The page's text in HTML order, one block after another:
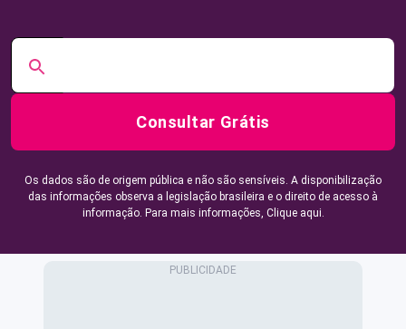
Consultar Grátis
Os dados são de origem pública e não são sensíveis. A disponibilização
das informações observa a legislação brasileira e o direito de acesso à
informação. Para mais informações, Clique aqui.